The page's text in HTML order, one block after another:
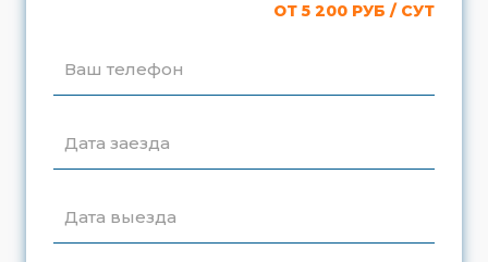
ОТ 5 200 РУБ / СУТ
Ваш телефон
Дата заезда
Дата выезда